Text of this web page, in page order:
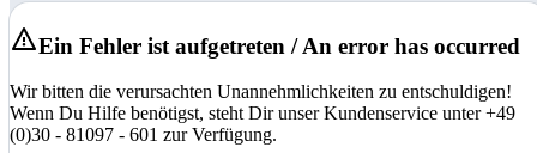
Ein Fehler ist aufgetreten / An error has occurred
Wir bitten die verursachten Unannehmlichkeiten zu entschuldigen!
Wenn Du Hilfe benötigst, steht Dir unser Kundenservice unter +49
(0)30 - 81097 - 601 zur Verfügung.